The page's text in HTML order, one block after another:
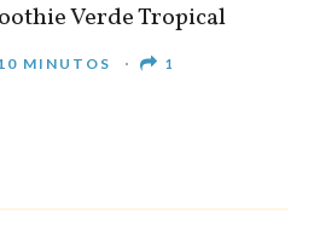
Verde Tropical
MINUTOS 1